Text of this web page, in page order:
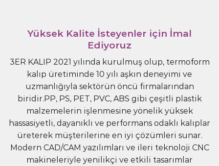
Yüksek Kalite İsteyenler için İmal
Ediyoruz
3ER KALIP 2021 yılında kurulmuş olup, termoform
kalıp üretiminde 10 yılı aşkın deneyimi ve
uzmanlığıyla sektörün öncü firmalarından
biridir.PP, PS, PET, PVC, ABS gibi çeşitli plastik
malzemelerin işlenmesine yönelik yüksek
hassasiyetli, dayanıklı ve performans odaklı kalıplar
üreterek müşterilerine en iyi çözümleri sunar.
Modern CAD/CAM yazılımları ve ileri teknoloji CNC
makineleriyle yenilikçi ve etkili tasarımlar